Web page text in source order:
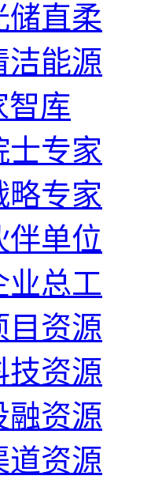
储直柔
洁能源
智库
士专家
略专家
伴单位
业总工
目资源
技资源
融资源
道资源